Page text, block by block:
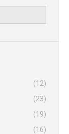
(12)
(23)
(19)
(16)